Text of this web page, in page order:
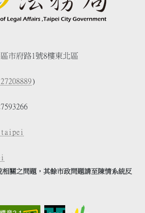
市府路1號8樓東北區
)
關之問題，其餘市政問題請至陳情系統反